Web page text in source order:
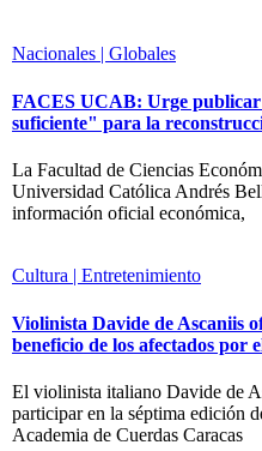
Nacionales | Globales
FACES UCAB: Urge
suficiente" para la
La Facultad de Ciencias
Universidad Católica Andrés
información oficial económica,
Cultura | Entretenimiento
Violinista Davide de Ascaniis
beneficio de los afectados por
El violinista italiano Davide de
participar en la séptima edición
Academia de Cuerdas Caracas